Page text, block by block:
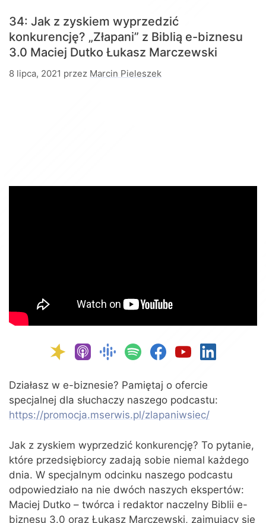
34: Jak z zyskiem wyprzedzić
konkurencję? „Złapani” z Biblią e-biznesu
3.0 Maciej Dutko Łukasz Marczewski
8 lipca, 2021 przez Marcin Pieleszek
Działasz w e-biznesie? Pamiętaj o ofercie
specjalnej dla słuchaczy naszego podcastu:
https://promocja.mserwis.pl/zlapaniwsiec/
Jak z zyskiem wyprzedzić konkurencję? To pytanie,
które przedsiębiorcy zadają sobie niemal każdego
dnia. W specjalnym odcinku naszego podcastu
odpowiedziało na nie dwóch naszych ekspertów:
Maciej Dutko – twórca i redaktor naczelny Biblii e-
biznesu 3.0 oraz Łukasz Marczewski, zajmujący się